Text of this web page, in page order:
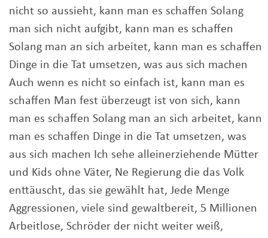
nicht so aussieht, kann man es schaffen Solang
man sich nicht aufgibt, kann man es schaffen
Solang man an sich arbeitet, kann man es schaffen
Dinge in die Tat umsetzen, was aus sich machen
Auch wenn es nicht so einfach ist, kann man es
schaffen Man fest überzeugt ist von sich, kann
man es schaffen Solang man an sich arbeitet, kann
man es schaffen Dinge in die Tat umsetzen, was
aus sich machen Ich sehe alleinerziehende Mütter
und Kids ohne Väter, Ne Regierung die das Volk
enttäuscht, das sie gewählt hat, Jede Menge
Aggressionen, viele sind gewaltbereit, 5 Millionen
Arbeitlose, Schröder der nicht weiter weiß,